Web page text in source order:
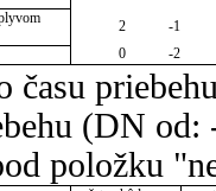
2
-1
0 -2
času
(DN
položku